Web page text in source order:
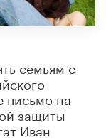
семьям с
письмо на
защиты
Иван